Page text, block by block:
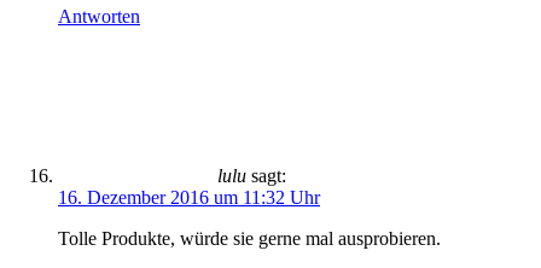
Antworten
lulu sagt:
16. Dezember 2016 um 11:32 Uhr
Tolle Produkte, würde sie gerne mal ausprobieren.